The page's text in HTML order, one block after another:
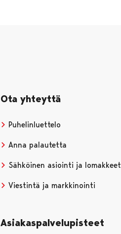
Ota yhteyttä
Puhelinluettelo
Anna palautetta
Sähköinen asiointi ja lomakkeet
Viestintä ja markkinointi
Asiakaspalvelupisteet